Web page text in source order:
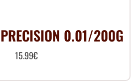
0.01/200G
15.99€